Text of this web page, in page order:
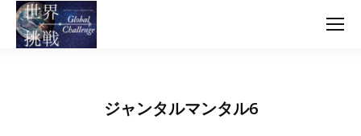
ジャンタルマンタル6